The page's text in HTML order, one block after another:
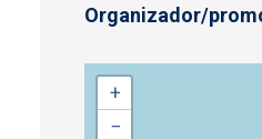
Organizador/
+
−